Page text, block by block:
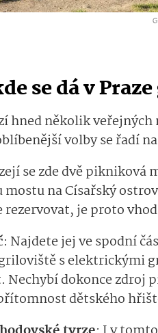
se dá v
hned několik
volby se řadí
se zde dvě pikniková
na Císařský
je proto
: Najdete jej ve spodní
griloviště s elektrickými
Nechybí dokonce zdroj
dětského